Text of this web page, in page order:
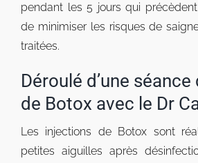
pendant les 5 jours qui
de minimiser les risques de
traitées.
Déroulé d’une séance
de Botox avec le Dr
Les injections de Botox sont
petites aiguilles après